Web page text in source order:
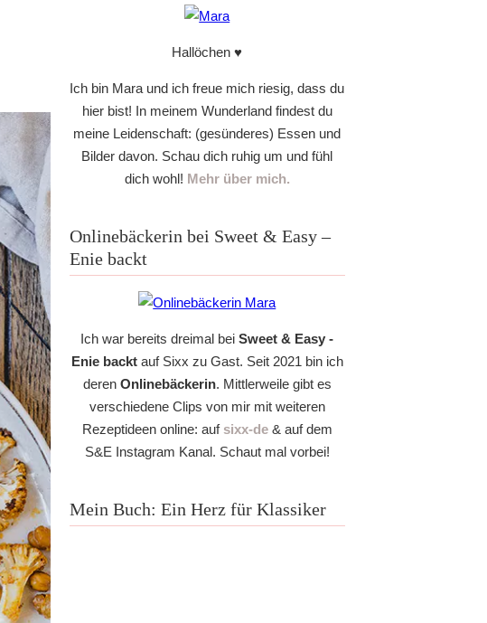
Hallöchen ♥
Ich bin Mara und ich freue mich riesig, dass du
hier bist! In meinem Wunderland findest du
meine Leidenschaft: (gesünderes) Essen und
Bilder davon. Schau dich ruhig um und fühl
dich wohl! Mehr über mich.
Onlinebäckerin bei Sweet & Easy –
Enie backt
Ich war bereits dreimal beiSweet & Easy -
Enie backtauf Sixx zu Gast. Seit 2021 bin ich
deren Onlinebäckerin. Mittlerweile gibt es
verschiedene Clips von mir mit weiteren
Rezeptideen online: auf sixx-de& auf dem
S&E Instagram Kanal. Schaut mal vorbei!
Mein Buch: Ein Herz für Klassiker